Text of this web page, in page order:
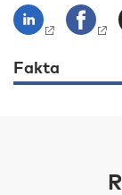
Fakta